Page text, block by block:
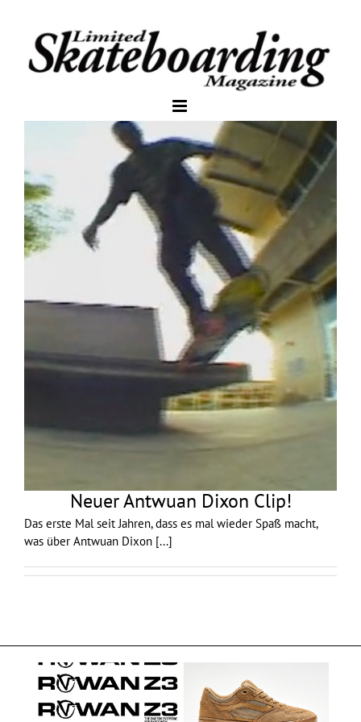
Neuer Antwuan Dixon Clip!
Das erste Mal seit Jahren, dass es mal wieder Spaß macht,
was über Antwuan Dixon [...]